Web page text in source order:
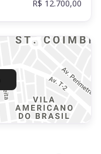
R$ 12.700,00